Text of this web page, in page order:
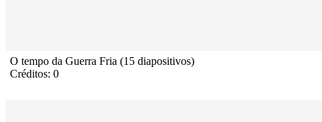
O tempo da Guerra Fria (15 diapositivos)
Créditos: 0